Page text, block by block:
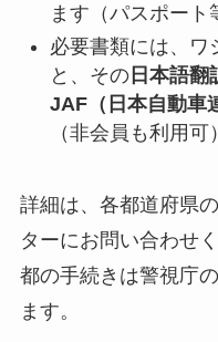
ます（パスポート
必要書類には、ワ
と、その日本語翻
JAF（日本自動車
（非会員も利用可
詳細は、各都道府県
ターにお問い合わせ
都の手続きは警視庁
ます。